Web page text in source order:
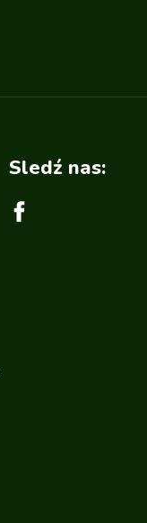
Sledź nas: